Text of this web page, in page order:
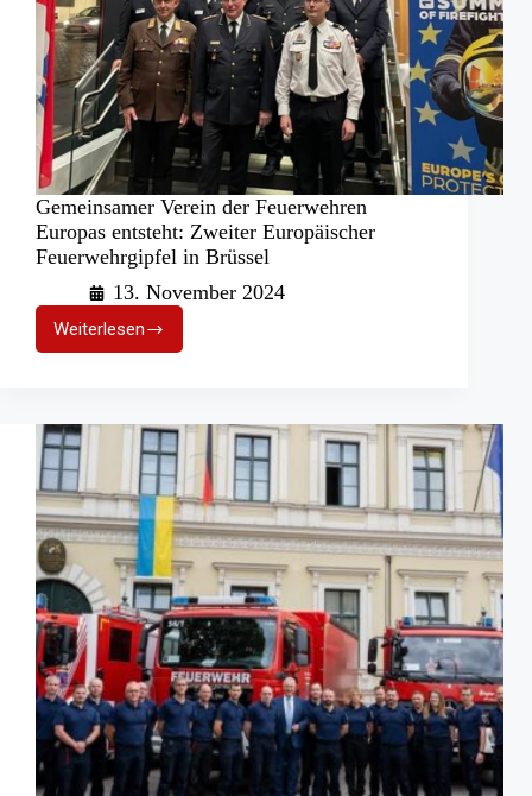
Gemeinsamer Verein der Feuerwehren
Europas entsteht: Zweiter Europäischer
Feuerwehrgipfel in Brüssel
13. November 2024
WeiterlesenGemeinsamer
Verein
Europas
entsteht:
Zweiter
Europäischer
Feuerwehrgipfel
in
Brüssel